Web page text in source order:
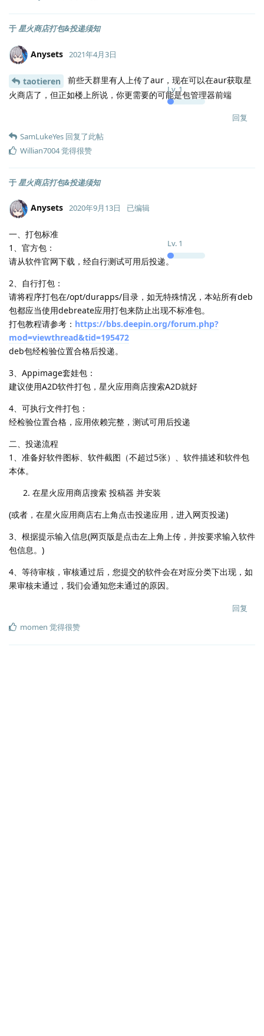
于星火商店打包&投递须知
Anysets
Lv.1
2021年4月3日
taotieren
前些天群里有人上传了aur，现在可以在aur获取星
火商店了，但正如楼上所说，你更需要的可能是包管理器前端
回复
SamLukeYes 回复了此帖
Willian7004觉得很赞
于星火商店打包&投递须知
Anysets
Lv. 1
2020年9月13日 已编辑
一、打包标准
1、官方包：
请从软件官网下载，经自行测试可用后投递。
2、自行打包：
请将程序打包在/opt/durapps/目录，如无特殊情况，本站所有deb
包都应当使用debreate应用打包来防止出现不标准包。
打包教程请参考： https://bbs.deepin.org/forum.php?
mod=viewthread&tid=195472
deb包经检验位置合格后投递。
3、Appimage套娃包：
建议使用A2D软件打包，星火应用商店搜索A2D就好
4、可执行文件打包：
经检验位置合格，应用依赖完整，测试可用后投递
二、投递流程
1、准备好软件图标、软件截图（不超过5张）、软件描述和软件包
本体。
在星火应用商店搜索 投稿器 并安装
(或者，在星火应用商店右上角点击投递应用，进入网页投递)
3、根据提示输入信息(网页版是点击左上角上传，并按要求输入软件
包信息。)
4、等待审核，审核通过后，您提交的软件会在对应分类下出现，如
果审核未通过，我们会通知您未通过的原因。
回复
momen 觉得很赞